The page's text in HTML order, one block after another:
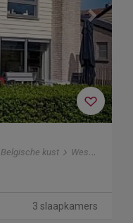
Belgische kust Westende
3 slaapkamers